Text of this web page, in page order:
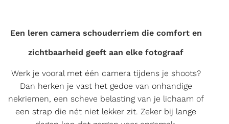
Een leren camera schouderriem die comfort en
zichtbaarheid geeft aan elke fotograaf
Werk je vooral met één camera tijdens je shoots?
Dan herken je vast het gedoe van onhandige
nekriemen, een scheve belasting van je lichaam of
een strap die nét niet lekker zit. Zeker bij lange